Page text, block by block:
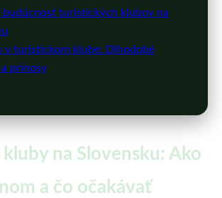
budúcnosť turistických klubov na
v turistickom klube: Dlhodobé
prínosy
kluby na Slovensku: Ako
a čo očakávať